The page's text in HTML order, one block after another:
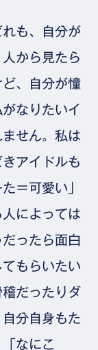
も、自分が
から見たら
ど、自分が憧
なりたいイ
せん。私は
アイドルも
＝可愛い」
によっては
だったら面白
もらいたい
だったりダ
分自身もた
なにこ